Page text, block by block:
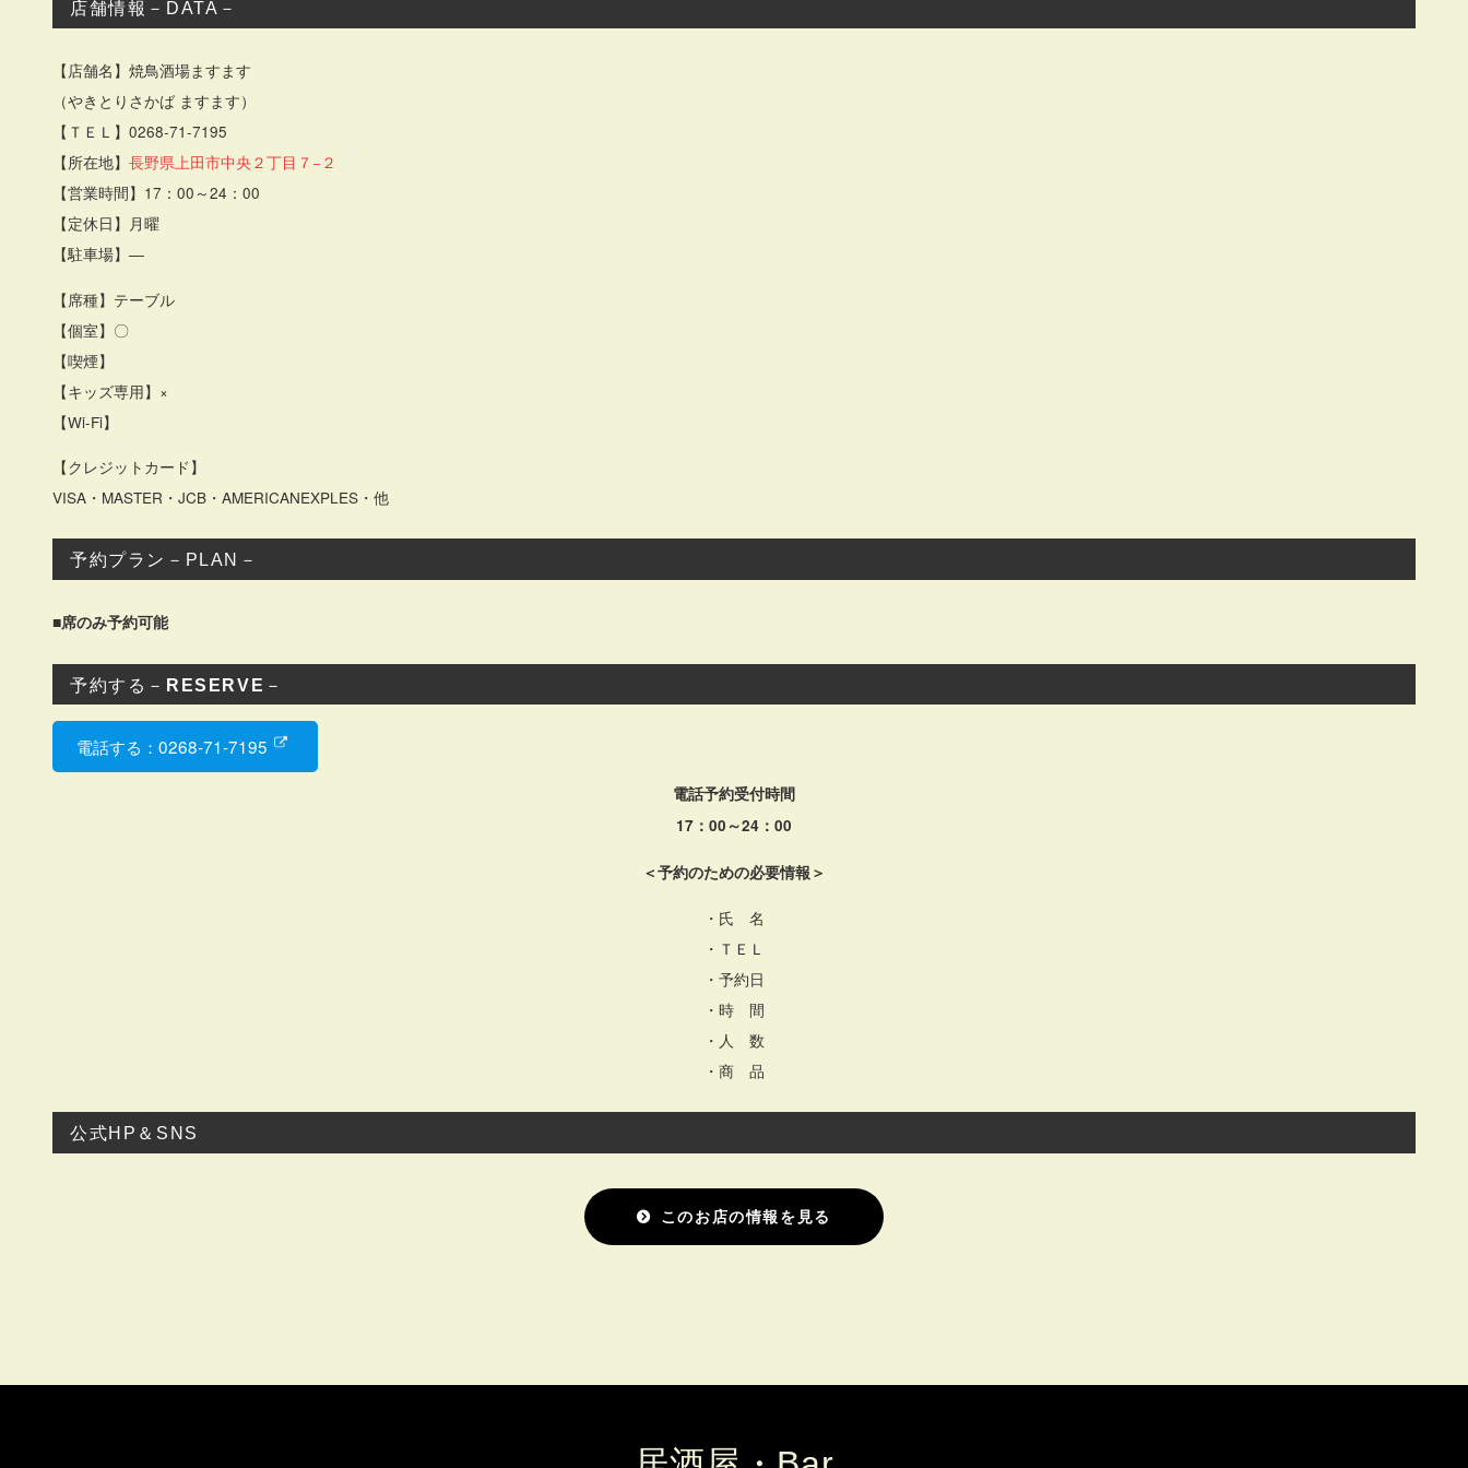
店舗情報－DATA－
【店舗名】焼鳥酒場ますます
（やきとりさかば ますます）
【ＴＥＬ】0268-71-7195
【所在地】 長野県上田市中央２丁目７−２
【営業時間】17：00～24：00
【定休日】月曜
【駐車場】―
【席種】テーブル
【個室】〇
【喫煙】
【キッズ専用】×
【Wi-Fi】
【クレジットカード】
VISA・MASTER・JCB・AMERICANEXPLES・他
予約プラン－PLAN－
■席のみ予約可能
予約する－ RESERVE －
電話する：0268-71-7195
電話予約受付時間
17：00～24：00
＜予約のための必要情報＞
・氏 名
・ＴＥＬ
・予約日
・時 間
・人 数
・商 品
公式HP＆SNS
このお店の情報を見る